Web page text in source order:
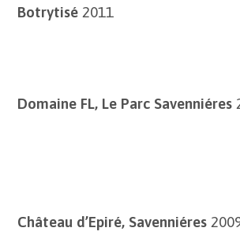
Botrytisé 2011
Domaine FL, Le Parc Savenniéres
Château d’Epiré, Savenniéres